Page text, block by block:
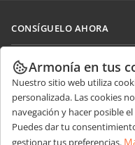
CONSÍGUELO AHORA
Docs
DocSpace
Workspace
Conectores
COLABORAR
Para colaboradores
Para traductores
Para influencers
RECIBIR NOTICIAS
Blog
OBTENER AYUDA
Armonía en tus
Nuestro sitio web utiliza
personalizada. Las cookies
navegación y hacer posible
Puedes dar tu
gestionar tus preferencias.